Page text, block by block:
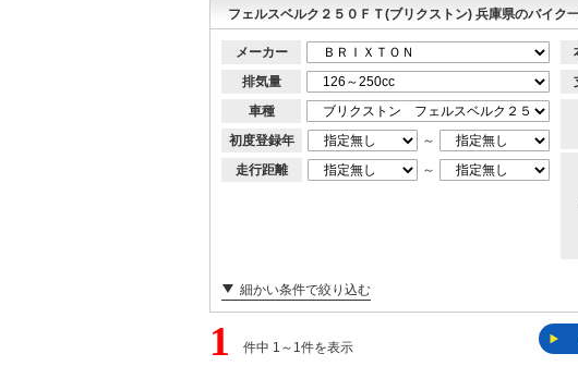
フェルスベルク２５０ＦＴ(ブリクストン) 兵庫県のバイク
メーカー
排気量
車種
初度登録年
～
走行距離
～
細かい条件で絞り込む
1 件中 1～1件を表示